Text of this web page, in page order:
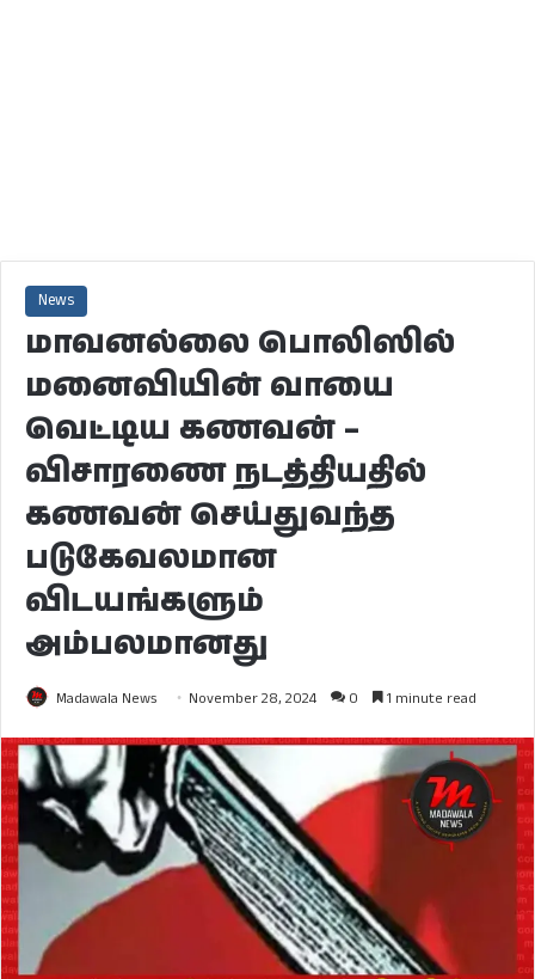
News
மாவனல்லை பொலிஸில்
மனைவியின் வாயை
வெட்டிய கணவன் –
விசாரணை நடத்தியதில்
கணவன் செய்துவந்த
படுகேவலமான
விடயங்களும்
அம்பலமானது
Madawala News November 28, 2024 0 1 minute read